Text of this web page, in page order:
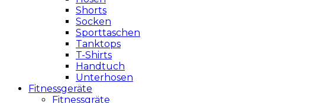
Shorts
Socken
Sporttaschen
Tanktops
T-Shirts
Handtuch
Unterhosen
Fitnessgeräte
Fitnessgräte